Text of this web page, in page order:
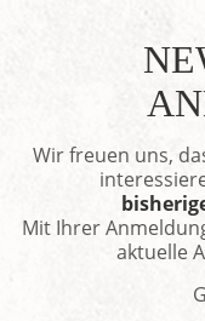
Wir freuen uns,
Mit Ihrer
aktuelle